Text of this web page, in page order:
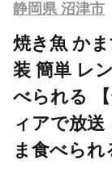
静岡県 沼津市
焼き魚 か
装 簡単 レ
べられる
ィアで放送
ま食べられ